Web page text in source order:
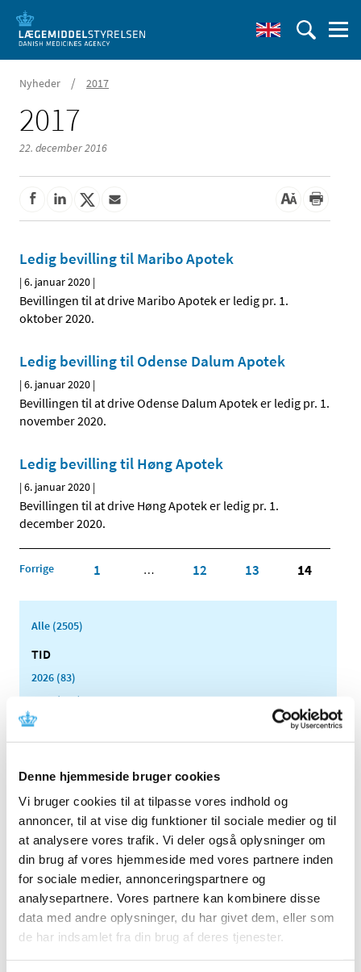
Denne hjemmeside bruger cookies
Vi bruger cookies til at tilpasse vores indhold og
annoncer, til at vise dig funktioner til sociale medier og til
at analysere vores trafik. Vi deler også oplysninger om
din brug af vores hjemmeside med vores partnere inden
for sociale medier, annonceringspartnere og
analysepartnere. Vores partnere kan kombinere disse
data med andre oplysninger, du har givet dem, eller som
de har indsamlet fra din brug af deres tjenester.
Nyheder / 2017
2017
22. december 2016
Ledig bevilling til Maribo Apotek
|6. januar 2020 |
Bevillingen til at drive Maribo Apotek er ledig pr. 1.
oktober 2020.
Ledig bevilling til Odense Dalum Apotek
|6. januar 2020 |
Bevillingen til at drive Odense Dalum Apotek er ledig pr. 1.
november 2020.
Ledig bevilling til Høng Apotek
|6. januar 2020 |
Bevillingen til at drive Høng Apotek er ledig pr. 1.
december 2020.
Forrige 1 … 12 13 14
Alle (2505)
TID
2026 (83)
2025 (158)
2024 (224)
2023 (195)
2020 (263)
december (24)
november (33)
oktober (20)
september (20)
august (17)
juli (11)
juni (21)